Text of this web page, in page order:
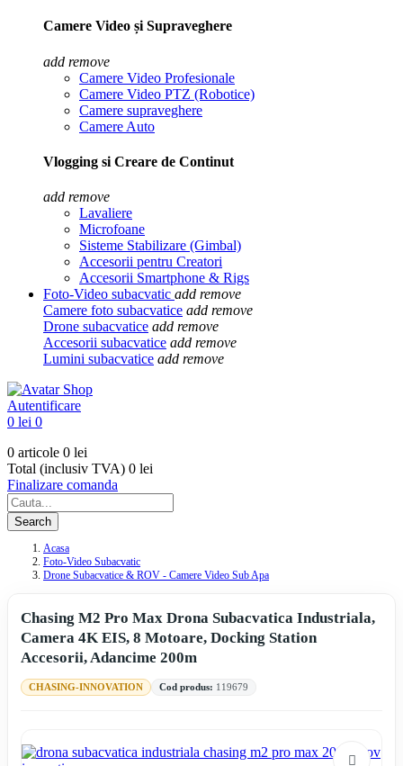
Camere Video și Supraveghere
add remove
Camere Video Profesionale
Camere Video PTZ (Robotice)
Camere supraveghere
Camere Auto
Vlogging si Creare de Continut
add remove
Lavaliere
Microfoane
Sisteme Stabilizare (Gimbal)
Accesorii pentru Creatori
Accesorii Smartphone & Rigs
Foto-Video subacvatic add remove
Camere foto subacvatice add remove
Drone subacvatice add remove
Accesorii subacvatice add remove
Lumini subacvatice add remove
Autentificare
0 lei 0
0 articole 0 lei
Total (inclusiv TVA) 0 lei
Finalizare comanda
Search
Acasa
Foto-Video Subacvatic
Drone Subacvatice & ROV - Camere Video Sub Apa
Chasing M2 Pro Max Drona Subacvatica Industriala,
Camera 4K EIS, 8 Motoare, Docking Station
Accesorii, Adancime 200m
CHASING-INNOVATION Cod produs: 119679